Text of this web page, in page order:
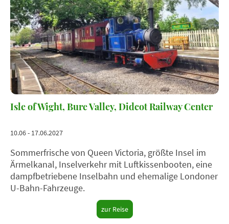
Isle of Wight, Bure Valley, Didcot Railway Center
10.06 - 17.06.2027
Sommerfrische von Queen Victoria, größte Insel im
Ärmelkanal, Inselverkehr mit Luftkissenbooten, eine
dampfbetriebene Inselbahn und ehemalige Londoner
U-Bahn-Fahrzeuge.
zur Reise